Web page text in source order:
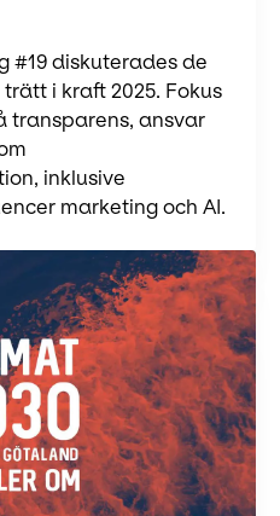
#19 diskuterades de
i kraft 2025. Fokus
transparens, ansvar
inklusive
marketing och AI.